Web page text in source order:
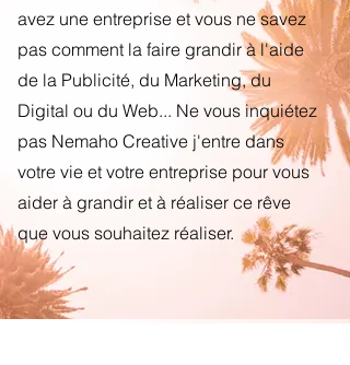
avez une entreprise et vous ne savez
pas comment la faire grandir à l'aide
de la Publicité, du Marketing, du
Digital ou du Web... Ne vous inquiétez
pas Nemaho Creative j'entre dans
votre vie et votre entreprise pour vous
aider à grandir et à réaliser ce rêve
que vous souhaitez réaliser.